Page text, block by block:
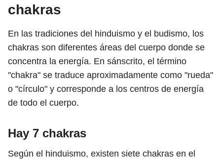
chakras
En las tradiciones del hinduismo y el budismo, los
chakras son diferentes áreas del cuerpo donde se
concentra la energía. En sánscrito, el término
"chakra" se traduce aproximadamente como "rueda"
o "círculo" y corresponde a los centros de energía
de todo el cuerpo.
Hay 7 chakras
Según el hinduismo, existen siete chakras en el